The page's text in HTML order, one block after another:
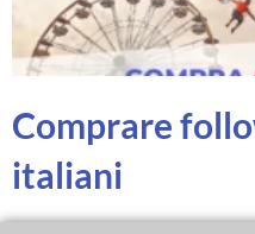
Comprare
italiani